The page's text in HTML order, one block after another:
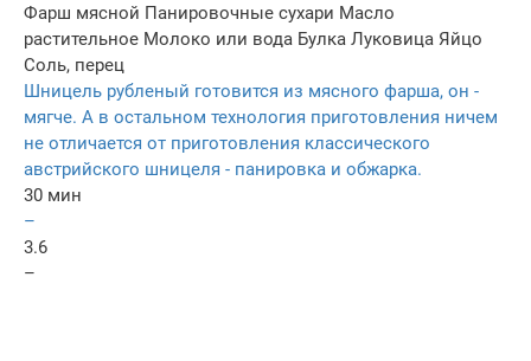
Фарш мясной Панировочные сухари Масло
растительное Молоко или вода Булка Луковица Яйцо
Соль, перец
Шницель рубленый готовится из мясного фарша, он -
мягче. А в остальном технология приготовления ничем
не отличается от приготовления классического
австрийского шницеля - панировка и обжарка.
30 мин
–
3.6
–